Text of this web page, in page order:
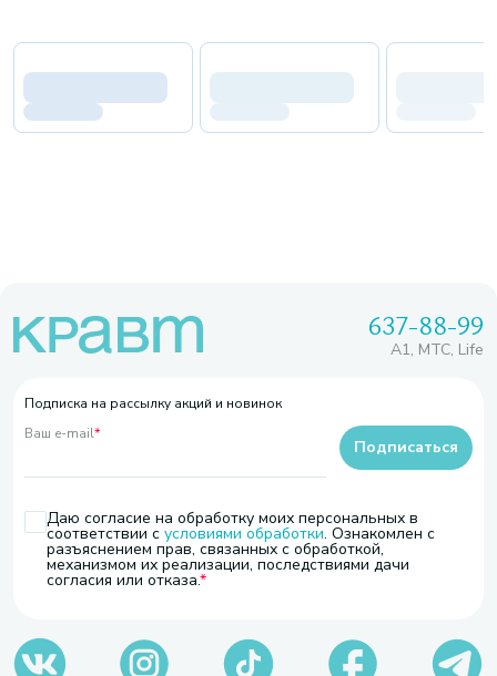
637-88-99
A1, МТС, Life
Подписка на рассылку акций и новинок
Ваш e-mail*
Даю согласие на обработку моих персональных в
соответствии с условиями обработки. Ознакомлен с
разъяснением прав, связанных с обработкой,
механизмом их реализации, последствиями дачи
согласия или отказа.
Подписаться